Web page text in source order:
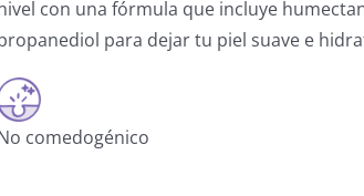
con una fórmula que incluye
para dejar tu piel suave e
comedogénico